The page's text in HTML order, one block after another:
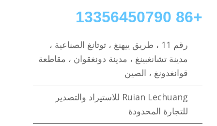
+86 13356450790
رقم 11 ، طريق ييهنغ ، توتانغ الصناعية ،
مدينة تشانغبينغ ، مدينة دونغقوان ، مقاطعة
قوانغدونغ ، الصين
Ruian Lechuang للاستيراد والتصدير
للتجارة المحدودة